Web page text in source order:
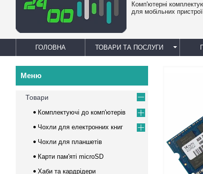
Комп'ютерні
для мобільних
ГОЛОВНА ТОВАРИ ТА ПОСЛУГИ
Товари
Комплектуючі до комп'ютерів
Чохли для електронних книг
Чохли для планшетів
Карти пам'яті microSD
Хаби та кардрідери